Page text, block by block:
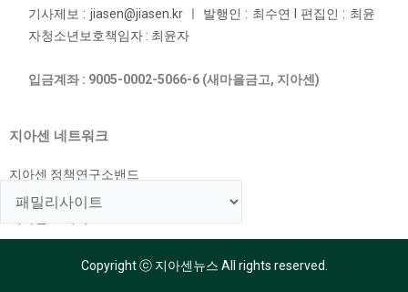
기사제보 : jiasen@jiasen.kr ㅣ 발행인 : 최수연 l 편집인 : 최윤
자청소년보호책임자 : 최윤자
입금계좌 : 9005-0002-5066-6 (새마을금고, 지아센)
지아센 네트워크
지아센 정책연구소밴드
지아센 해외아동지원국
Copyright ⓒ 지아센뉴스 All rights reserved.